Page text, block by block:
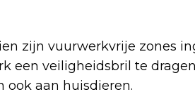
zijn vuurwerkvrije zones
een veiligheidsbril te
ook aan huisdieren.